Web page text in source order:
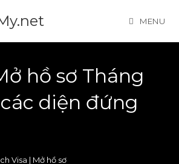
MENU
hồ sơ Tháng
các diện đứng
Visa | Mở hồ sơ